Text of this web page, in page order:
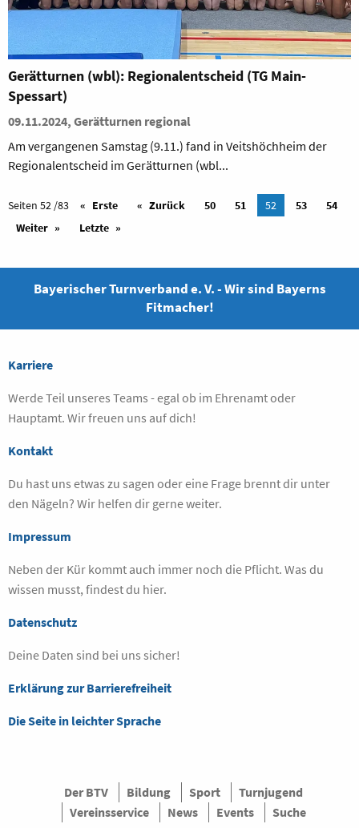
Gerätturnen (wbl): Regionalentscheid (TG Main-
Spessart)
09.11.2024, Gerätturnen regional
Am vergangenen Samstag (9.11.) fand in Veitshöchheim der
Regionalentscheid im Gerätturnen (wbl...
Seiten 52 /83 Erste Zurück 50 51 52 53
54
Weiter
Letzte
Bayerischer Turnverband e. V. - Wir sind Bayerns
Fitmacher!
Karriere
Werde Teil unseres Teams - egal ob im Ehrenamt oder
Hauptamt. Wir freuen uns auf dich!
Kontakt
Du hast uns etwas zu sagen oder eine Frage brennt dir unter
den Nägeln? Wir helfen dir gerne weiter.
Impressum
Neben der Kür kommt auch immer noch die Pflicht. Was du
wissen musst, findest du hier.
Datenschutz
Deine Daten sind bei uns sicher!
Erklärung zur Barrierefreiheit
Die Seite in leichter Sprache
Der BTV Bildung Sport
Turnjugend
Vereinsservice
News Events Suche